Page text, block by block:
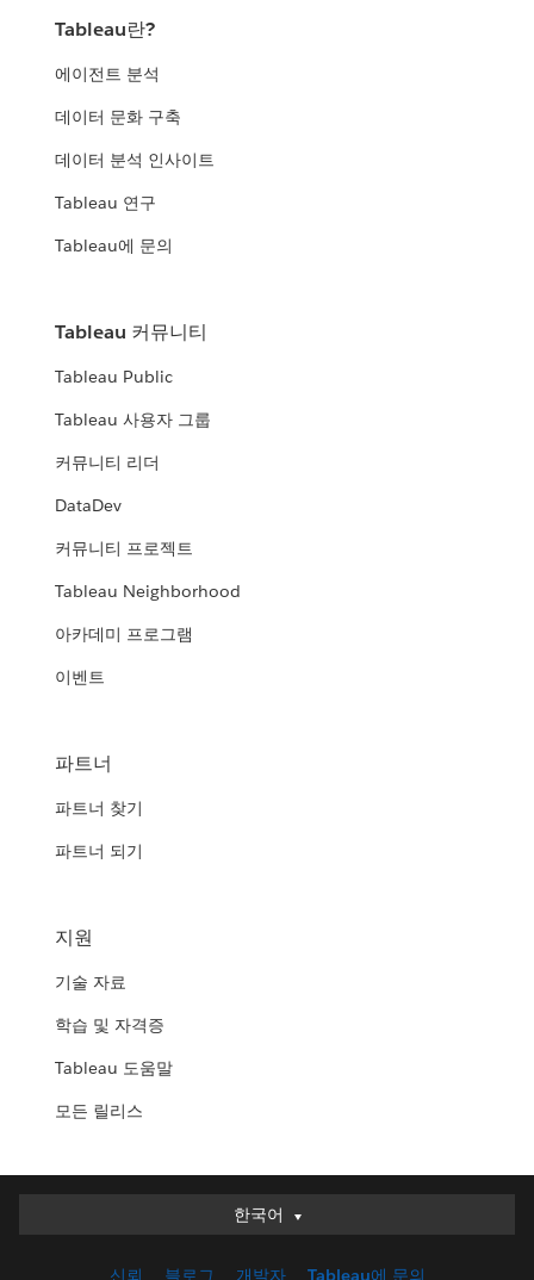
Tableau란?
에이전트 분석
데이터 문화 구축
데이터 분석 인사이트
Tableau 연구
Tableau에 문의
Tableau 커뮤니티
Tableau Public
Tableau 사용자 그룹
커뮤니티 리더
DataDev
커뮤니티 프로젝트
Tableau Neighborhood
아카데미 프로그램
이벤트
파트너
파트너 찾기
파트너 되기
지원
기술 자료
학습 및 자격증
Tableau 도움말
모든 릴리스
한국어
한국어
신뢰 블로그 개발자 Tableau에 문의